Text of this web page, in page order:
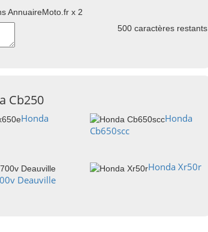
AnnuaireMoto.fr x 2
500 caractères restants
Cb250
Honda
Honda
Cb650scc
Deauville
Honda Xr50r